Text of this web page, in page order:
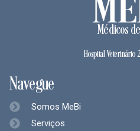
Médicos
Hospital Veterinário
Navegue
Somos MeBi
Serviços